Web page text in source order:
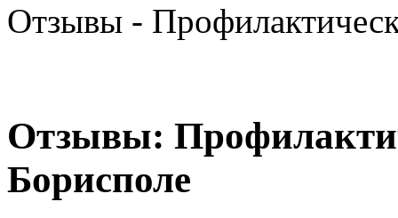
Отзывы -
Отзывы:
Борисполе